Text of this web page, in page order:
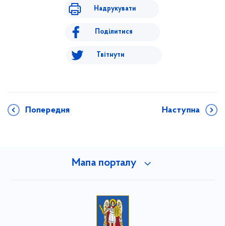
Надрукувати
Поділитися
Твітнути
Попередня Наступна
Мапа порталу